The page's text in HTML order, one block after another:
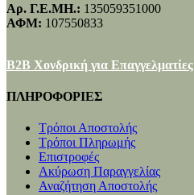
Αρ. Γ.Ε.ΜΗ.: 135059351000
ΑΦΜ: 107550833
B2B Χονδρική για Επαγγελματίες
ΠΛΗΡΟΦΟΡΙΕΣ
Τρόποι Αποστολής
Τρόποι Πληρωμής
Επιστροφές
Ακύρωση Παραγγελίας
Αναζήτηση Αποστολής